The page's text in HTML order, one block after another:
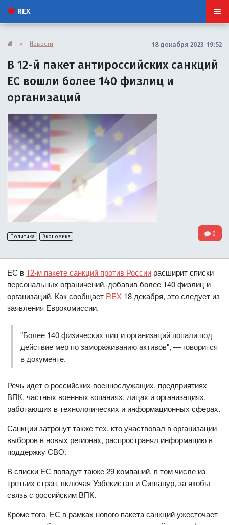
REX
» Новости 18 декабря 2023 19:52
В 12-й пакет антироссийских санкций
ЕС вошли более 140 физлиц и
организаций
Политика Экономика 0
ЕС в 12-м пакете санкций против России расширит списки
персональных ограничений, добавив более 140 физлиц и
организаций. Как сообщает REX 18 декабря, это следует из
заявления Еврокомиссии.
"Более 140 физических лиц и организаций попали под
действие мер по замораживанию активов", — говорится
в документе.
Речь идет о российских военнослужащих, предприятиях
ВПК, частных военных копаниях, лицах и организациях,
работающих в технологических и информационных сферах.
Санкции затронут также тех, кто участвовал в организации
выборов в новых регионах, распространял информацию в
поддержку СВО.
В списки ЕС попадут также 29 компаний, в том числе из
третьих стран, включая Узбекистан и Сингапур, за якобы
связь с российским ВПК.
Кроме того, ЕС в рамках нового пакета санкций ужесточает